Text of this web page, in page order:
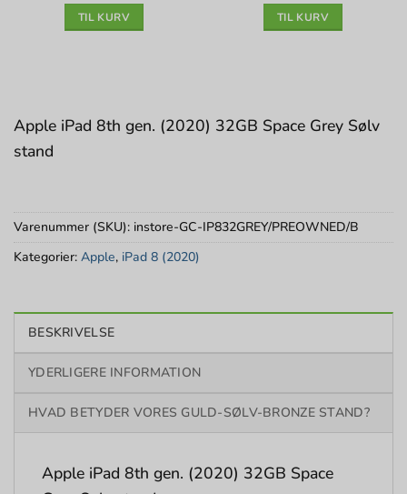
TIL KURV TIL KURV
Apple iPad 8th gen. (2020) 32GB Space Grey Sølv
stand
Varenummer (SKU): instore-GC-IP832GREY/PREOWNED/B
Kategorier: Apple, iPad 8 (2020)
BESKRIVELSE
YDERLIGERE INFORMATION
HVAD BETYDER VORES GULD-SØLV-BRONZE STAND?
Apple iPad 8th gen. (2020) 32GB Space